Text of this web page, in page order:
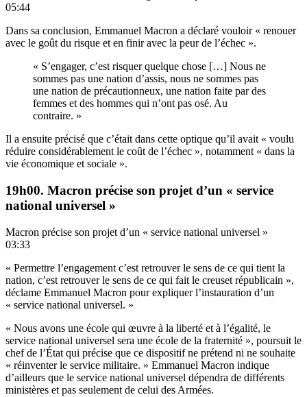
05:44
Dans sa conclusion, Emmanuel Macron a déclaré vouloir « renouer
avec le goût du risque et en finir avec la peur de l’échec ».
« S’engager, c’est risquer quelque chose […] Nous ne
sommes pas une nation d’assis, nous ne sommes pas
une nation de précautionneux, une nation faite par des
femmes et des hommes qui n’ont pas osé. Au
contraire. »
Il a ensuite précisé que c’était dans cette optique qu’il avait « voulu
réduire considérablement le coût de l’échec », notamment « dans la
vie économique et sociale ».
19h00. Macron précise son projet d’un « service
national universel »
Macron précise son projet d’un « service national universel »
03:33
« Permettre l’engagement c’est retrouver le sens de ce qui tient la
nation, c’est retrouver le sens de ce qui fait le creuset républicain »,
déclame Emmanuel Macron pour expliquer l’instauration d’un
« service national universel. »
« Nous avons une école qui œuvre à la liberté et à l’égalité, le
service national universel sera une école de la fraternité », poursuit le
chef de l’État qui précise que ce dispositif ne prétend ni ne souhaite
« réinventer le service militaire. » Emmanuel Macron indique
d’ailleurs que le service national universel dépendra de différents
ministères et pas seulement de celui des Armées.